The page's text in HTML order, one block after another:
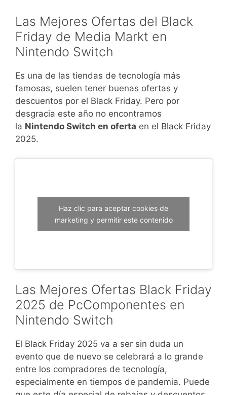
Las Mejores Ofertas del Black
Friday de Media Markt en
Nintendo Switch
Es una de las tiendas de tecnología más
famosas, suelen tener buenas ofertas y
descuentos por el Black Friday. Pero por
desgracia este año no encontramos
la Nintendo Switch en oferta en el Black Friday
2025.
Haz clic para aceptar cookies de
marketing y permitir este contenido
Las Mejores Ofertas Black Friday
2025 de PcComponentes en
Nintendo Switch
El Black Friday 2025 va a ser sin duda un
evento que de nuevo se celebrará a lo grande
entre los compradores de tecnología,
especialmente en tiempos de pandemia. Puede